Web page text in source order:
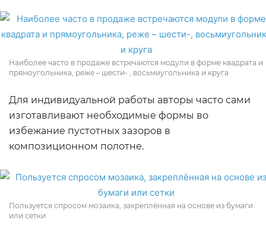
Наиболее часто в продаже встречаются модули в форме квадрата и
прямоугольника, реже – шести- , восьмиугольника и круга
Для индивидуальной работы авторы часто сами
изготавливают необходимые формы во
избежание пустотных зазоров в
композиционном полотне.
Пользуется спросом мозаика, закреплённая на основе из бумаги
или сетки